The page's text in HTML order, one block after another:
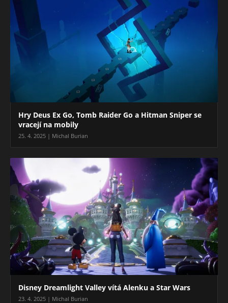
Hry Deus Ex Go, Tomb Raider Go a Hitman Sniper se
vracejí na mobily
25. 4. 2025 | Michal Burian
Disney Dreamlight Valley vítá Alenku a Star Wars
23. 4. 2025 | Michal Burian